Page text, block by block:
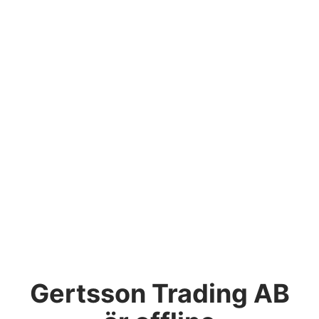
Gertsson Trading AB